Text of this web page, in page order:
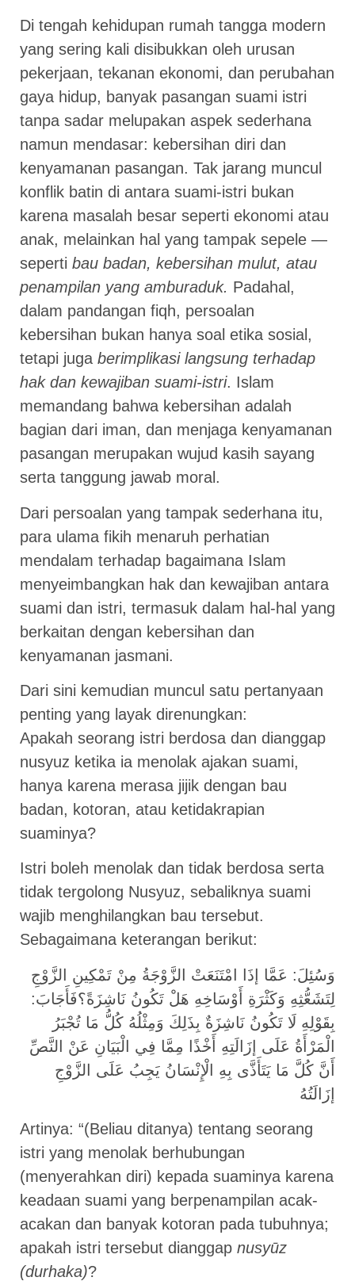
Di tengah kehidupan rumah tangga modern
yang sering kali disibukkan oleh urusan
pekerjaan, tekanan ekonomi, dan perubahan
gaya hidup, banyak pasangan suami istri
tanpa sadar melupakan aspek sederhana
namun mendasar: kebersihan diri dan
kenyamanan pasangan. Tak jarang muncul
konflik batin di antara suami-istri bukan
karena masalah besar seperti ekonomi atau
anak, melainkan hal yang tampak sepele —
seperti bau badan, kebersihan mulut, atau
penampilan yang amburaduk. Padahal,
dalam pandangan fiqh, persoalan
kebersihan bukan hanya soal etika sosial,
tetapi juga berimplikasi langsung terhadap
hak dan kewajiban suami-istri. Islam
memandang bahwa kebersihan adalah
bagian dari iman, dan menjaga kenyamanan
pasangan merupakan wujud kasih sayang
serta tanggung jawab moral.
Dari persoalan yang tampak sederhana itu,
para ulama fikih menaruh perhatian
mendalam terhadap bagaimana Islam
menyeimbangkan hak dan kewajiban antara
suami dan istri, termasuk dalam hal-hal yang
berkaitan dengan kebersihan dan
kenyamanan jasmani.
Dari sini kemudian muncul satu pertanyaan
penting yang layak direnungkan:
Apakah seorang istri berdosa dan dianggap
nusyuz ketika ia menolak ajakan suami,
hanya karena merasa jijik dengan bau
badan, kotoran, atau ketidakrapian
suaminya?
Istri boleh menolak dan tidak berdosa serta
tidak tergolong Nusyuz, sebaliknya suami
wajib menghilangkan bau tersebut.
Sebagaimana keterangan berikut:
وَسُئِلَ: عَمَّا إذَا امْتَنَعَتْ الزَّوْجَةُ مِنْ تَمْكِينِ الزَّوْجِ
لِتَشَعُّثِهِ وَكَثْرَةِ أَوْسَاخِهِ هَلْ تَكُونُ نَاشِزَةً؟فَأَجَابَ:
بِقَوْلِهِ لَا تَكُونُ نَاشِزَةٌ بِذَلِكَ وَمِثْلُهُ كُلُّ مَا تُجْبَرُ
الْمَرْأَةُ عَلَى إزَالَتِهِ أَخْذًا مِمَّا فِي الْبَيَانِ عَنْ النَّصِّ
أَنَّ كُلَّ مَا يَتَأَذَّى بِهِ الْإِنْسَانُ يَجِبُ عَلَى الزَّوْجِ
إزَالَتُهُ
Artinya: “(Beliau ditanya) tentang seorang
istri yang menolak berhubungan
(menyerahkan diri) kepada suaminya karena
keadaan suami yang berpenampilan acak-
acakan dan banyak kotoran pada tubuhnya;
apakah istri tersebut dianggap nusyūz
(durhaka)?